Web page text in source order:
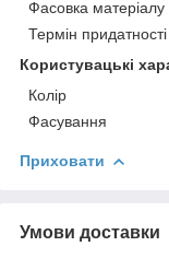
Фасовка матеріалу
Термін придатності
Користувацькі
Колір
Фасування
Приховати
Умови доставки